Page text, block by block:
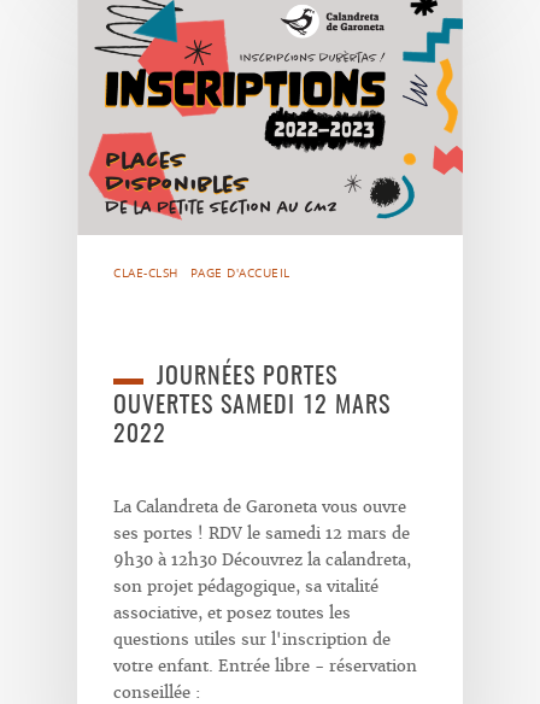
CLAE-CLSH PAGE D'ACCUEIL
JOURNÉES PORTES
OUVERTES SAMEDI 12 MARS
2022
La Calandreta de Garoneta vous ouvre
ses portes ! RDV le samedi 12 mars de
9h30 à 12h30 Découvrez la calandreta,
son projet pédagogique, sa vitalité
associative, et posez toutes les
questions utiles sur l'inscription de
votre enfant. Entrée libre - réservation
conseillée :